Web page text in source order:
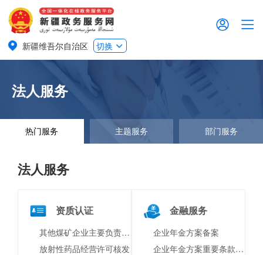
新疆维吾尔自治区 切换
法人服务
热门服务 主题服务 部门服务
法人服务
资质认证
其他煤矿企业主要负责人、安全生产管理人员安全生产知识和管理能力合格证核发
放射性药品经营许可核发
金融服务
企业年金方案备案
企业年金方案重要条款变更备案